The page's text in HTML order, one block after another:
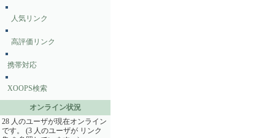
人気リンク
高評価リンク
携帯対応
XOOPS検索
オンライン状況
28 人のユーザが現在オンライン
です。 (3 人のユーザが リンク